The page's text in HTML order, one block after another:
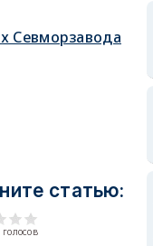
Севморзавода
статью: